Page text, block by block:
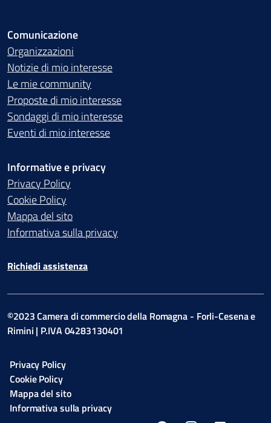
Comunicazione
Organizzazioni
Notizie di mio interesse
Le mie community
Proposte di mio interesse
Sondaggi di mio interesse
Eventi di mio interesse
Informative e privacy
Privacy Policy
Cookie Policy
Mappa del sito
Informativa sulla privacy
Richiedi assistenza
©2023 Camera di commercio della Romagna - Forli-Cesena e
Rimini | P.IVA 04283130401
Privacy Policy
Cookie Policy
Mappa del sito
Informativa sulla privacy